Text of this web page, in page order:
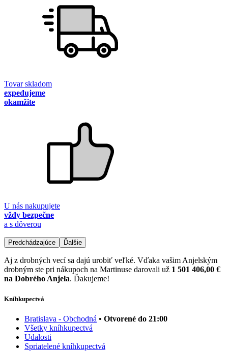
Tovar skladom
expedujeme
okamžite
U nás nakupujete
vždy bezpečne
a s dôverou
Predchádzajúce Ďalšie
Aj z drobných vecí sa dajú urobiť veľké. Vďaka vašim Anjelským
drobným ste pri nákupoch na Martinuse darovali už 1 501 406,00 €
na Dobrého Anjela. Ďakujeme!
Kníhkupectvá
Bratislava - Obchodná • Otvorené do 21:00
Všetky kníhkupectvá
Udalosti
Spriatelené kníhkupectvá